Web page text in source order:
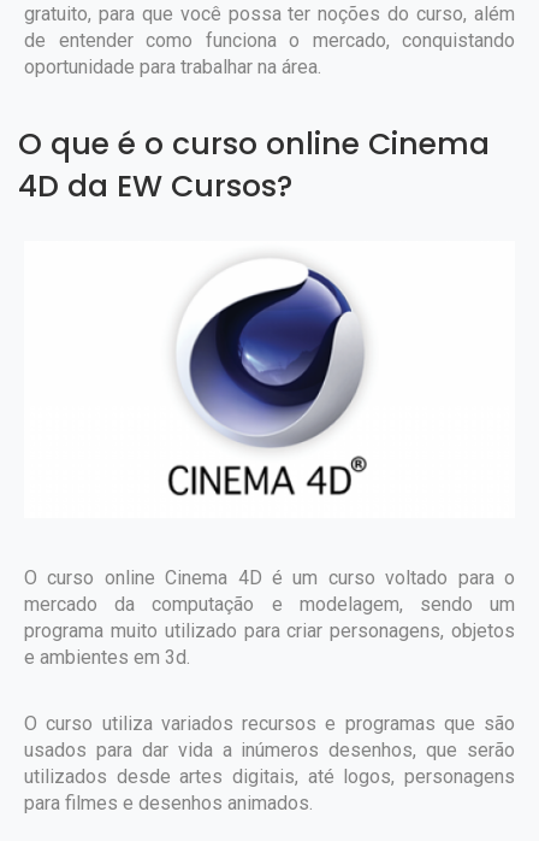
gratuito, para que você possa ter noções do curso, além
de entender como funciona o mercado, conquistando
oportunidade para trabalhar na área.
O que é o curso online Cinema
4D da EW Cursos?
O curso online Cinema 4D é um curso voltado para o
mercado da computação e modelagem, sendo um
programa muito utilizado para criar personagens, objetos
e ambientes em 3d.
O curso utiliza variados recursos e programas que são
usados para dar vida a inúmeros desenhos, que serão
utilizados desde artes digitais, até logos, personagens
para filmes e desenhos animados.